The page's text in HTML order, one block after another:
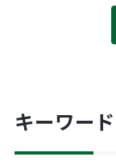
キーワー